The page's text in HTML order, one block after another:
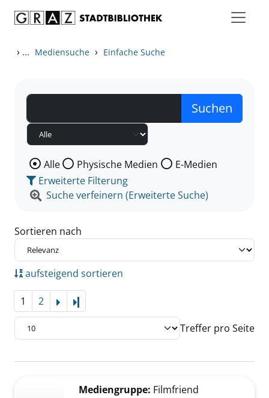
› ... Mediensuche › Einfache Suche
Wählen Sie die Medienart nach der Sie suchen wollen.
Alle Physische Medien
E-Medien
Erweiterte Filterung
Suche verfeinern (Erweiterte Suche)
Sortieren nach
aufsteigend sortieren
1 2
Treffer pro Seite
Zu den Suchfiltern springen
Mediengruppe: Filmfriend